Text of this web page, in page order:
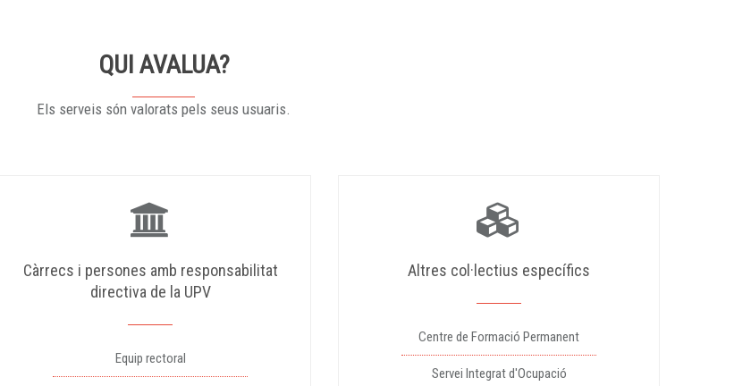
QUI AVALUA?
Els serveis són valorats pels seus usuaris.
Càrrecs i persones amb responsabilitat
directiva de la UPV
Equip rectoral
Altres col·lectius específics
Centre de Formació Permanent
Servei Integrat d'Ocupació